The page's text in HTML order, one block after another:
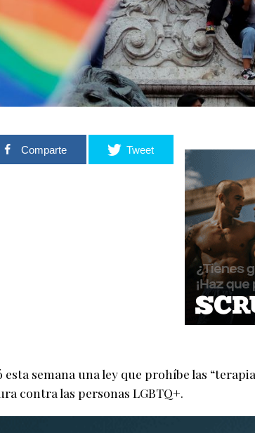
Comparte Tweet
semana una ley que prohíbe las
contra las personas LGBTQ+.